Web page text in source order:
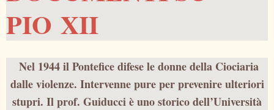
PIO XII
Nel 1944 il Pontefice difese le donne della Ciociaria
dalle violenze. Intervenne pure per prevenire ulteriori
stupri. Il prof. Guiducci è uno storico dell’Università